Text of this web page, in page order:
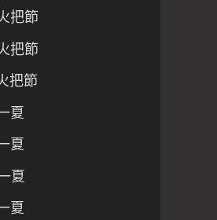
把節
把節
把節
夏
夏
夏
夏